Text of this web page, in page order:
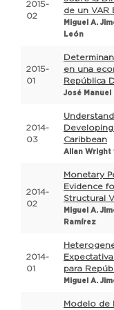
2015-
02
de un VAR
Miguel A.
León
2015-
01
en una
República
José Manuel
2014-
03
Caribbean
Allan Wright
2014-
02
Monetary
Evidence
Structural
Miguel A.
Ramírez
2014-
01
para
Miguel A.
Modelo de